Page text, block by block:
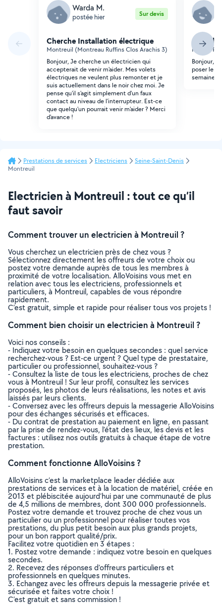
Warda M.
postée hier Sur devis
Cherche Installation électrique
Montreuil (Montreau Ruffins Clos Arachis 3)
Bonjour, Je cherche un électricien qui
accepterait de venir m'aider. Mes volets
électriques ne veulent plus remonter et je
suis actuellement dans le noir chez moi. Je
pense qu'il s'agit simplement d'un faux
contact au niveau de l'interrupteur. Est-ce
que quelqu'un pourrait venir m'aider ? Merci
d'avance !
Neuilly-
Bonjour,
poser le
semaine
Prestations de services Electriciens
Seine-Saint-Denis
Montreuil
Electricien à Montreuil : tout ce qu’il
faut savoir
Comment trouver un electricien à Montreuil ?
Vous cherchez un electricien près de chez vous ?
Sélectionnez directement les offreurs de votre choix ou
postez votre demande auprès de tous les membres à
proximité de votre localisation. AlloVoisins vous met en
relation avec tous les electriciens, professionnels et
particuliers, à Montreuil, capables de vous répondre
rapidement.
C’est gratuit, simple et rapide pour réaliser tous vos projets !
Comment bien choisir un electricien à Montreuil ?
Voici nos conseils :
- Indiquez votre besoin en quelques secondes : quel service
recherchez-vous ? Est-ce urgent ? Quel type de prestataire,
particulier ou professionnel, souhaitez-vous ?
- Consultez la liste de tous les electriciens, proches de chez
vous à Montreuil ! Sur leur profil, consultez les services
proposés, les photos de leurs réalisations, les notes et avis
laissés par leurs clients.
- Conversez avec les offreurs depuis la messagerie AlloVoisins
pour des échanges sécurisés et efficaces.
- Du contrat de prestation au paiement en ligne, en passant
par la prise de rendez-vous, l’état des lieux, les devis et les
factures : utilisez nos outils gratuits à chaque étape de votre
prestation.
Comment fonctionne AlloVoisins ?
AlloVoisins c’est la marketplace leader dédiée aux
prestations de services et à la location de matériel, créée en
2013 et plébiscitée aujourd’hui par une communauté de plus
de 4,5 millions de membres, dont 300 000 professionnels.
Postez votre demande et trouvez proche de chez vous un
particulier ou un professionnel pour réaliser toutes vos
prestations, du plus petit besoin aux plus grands projets,
pour un bon rapport qualité/prix.
Facilitez votre quotidien en 3 étapes :
1. Postez votre demande : indiquez votre besoin en quelques
secondes.
2. Recevez des réponses d’offreurs particuliers et
professionnels en quelques minutes.
3. Echangez avec les offreurs depuis la messagerie privée et
sécurisée et faites votre choix !
C’est gratuit et sans commission !